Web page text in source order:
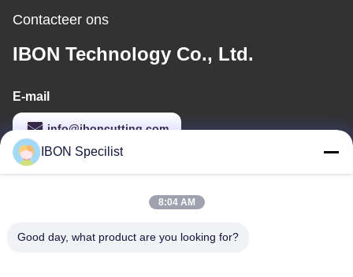
Contacteer ons
IBON Technology Co., Ltd.
E-mail
info@iboncutting.com
Gebouw 5, Nr. 212 Liaofu Road, Liaobu Town, Dongguan,
IBON Specilist
8:04 AM
Good day, what product are you looking for?